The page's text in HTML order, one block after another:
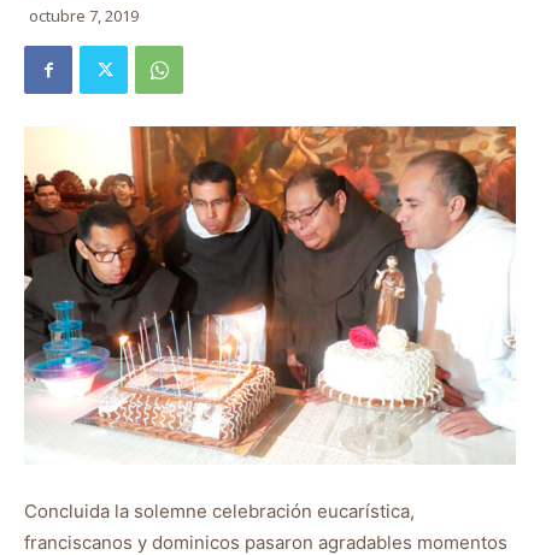
octubre 7, 2019
Concluida la solemne celebración eucarística,
franciscanos y dominicos pasaron agradables momentos